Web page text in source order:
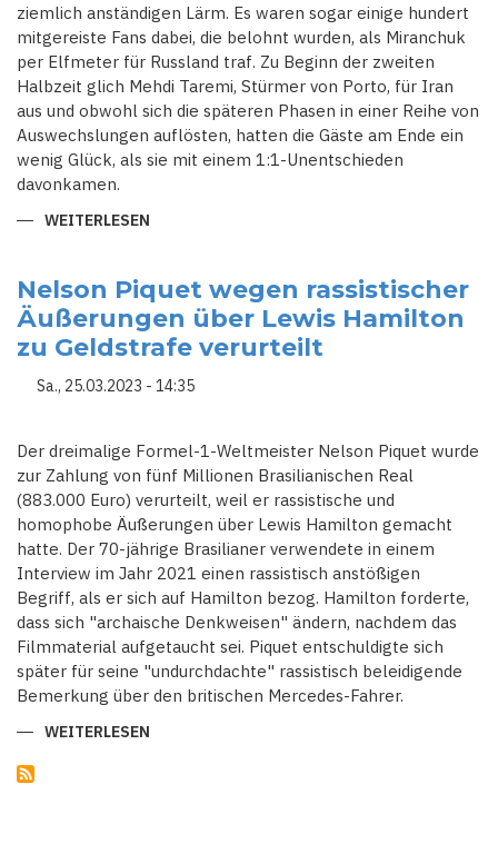
ziemlich anständigen Lärm. Es waren sogar einige hundert
mitgereiste Fans dabei, die belohnt wurden, als Miranchuk
per Elfmeter für Russland traf. Zu Beginn der zweiten
Halbzeit glich Mehdi Taremi, Stürmer von Porto, für Iran
aus und obwohl sich die späteren Phasen in einer Reihe von
Auswechslungen auflösten, hatten die Gäste am Ende ein
wenig Glück, als sie mit einem 1:1-Unentschieden
davonkamen.
WEITERLESEN
IN
DEN
FUSSBALL Z
URÜCKGEKEHRT U
ND N
IEMAND S
CHEINT Ü
BERMÄSSIG BE
Nelson Piquet wegen rassistischer
Äußerungen über Lewis Hamilton
zu Geldstrafe verurteilt
Sa., 25.03.2023 - 14:35
Der dreimalige Formel-1-Weltmeister Nelson Piquet wurde
zur Zahlung von fünf Millionen Brasilianischen Real
(883.000 Euro) verurteilt, weil er rassistische und
homophobe Äußerungen über Lewis Hamilton gemacht
hatte. Der 70-jährige Brasilianer verwendete in einem
Interview im Jahr 2021 einen rassistisch anstößigen
Begriff, als er sich auf Hamilton bezog. Hamilton forderte,
dass sich "archaische Denkweisen" ändern, nachdem das
Filmmaterial aufgetaucht sei. Piquet entschuldigte sich
später für seine "undurchdachte" rassistisch beleidigende
Bemerkung über den britischen Mercedes-Fahrer.
WEITERLESEN